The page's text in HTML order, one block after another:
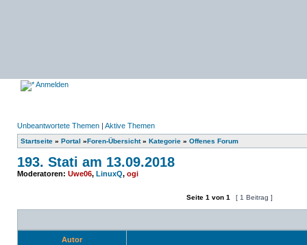
Anmelden
Unbeantwortete Themen | Aktive Themen
Startseite » Portal »Foren-Übersicht» Kategorie » Offenes Forum
193. Stati am 13.09.2018
Moderatoren: Uwe06, LinuxQ, ogi
Ein neues Thema erstellenAuf das Thema antworten
Seite 1 von 1 [ 1 Beitrag ]
Autor